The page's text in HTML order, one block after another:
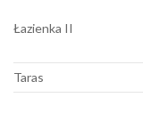
Łazienka II
Taras